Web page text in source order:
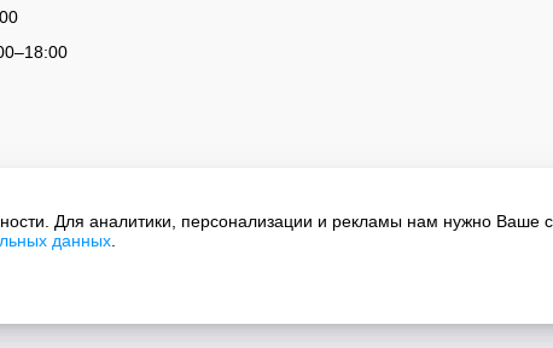
–18:00
Для аналитики, персонализации и рекламы нам нужно Ваше
данных